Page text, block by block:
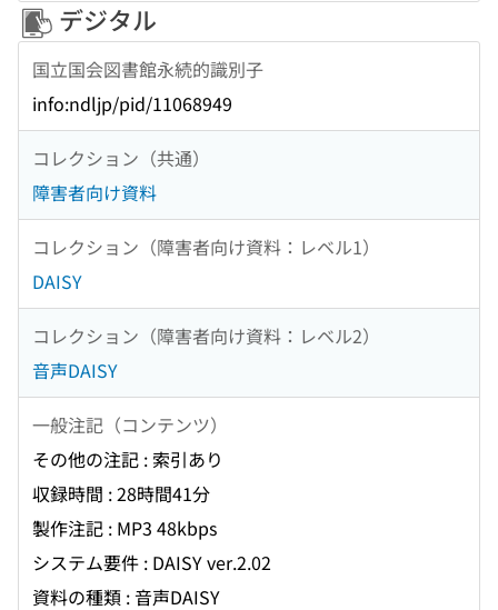
デジタル
国立国会図書館永続的識別子
info:ndljp/pid/11068949
コレクション（共通）
障害者向け資料
コレクション（障害者向け資料：レベル1）
DAISY
コレクション（障害者向け資料：レベル2）
音声DAISY
一般注記（コンテンツ）
その他の注記 : 索引あり
収録時間 : 28時間41分
製作注記 : MP3 48kbps
システム要件 : DAISY ver.2.02
資料の種類 : 音声DAISY